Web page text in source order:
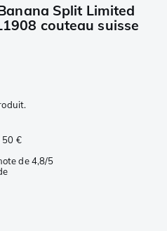
Split Limited
couteau suisse
50 €
de 4,8/5